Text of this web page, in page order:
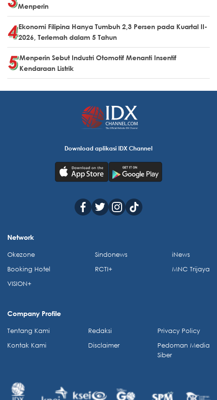
Menperin
Ekonomi Filipina Hanya Tumbuh 2,3 Persen pada Kuartal II-
2026, Terlemah dalam 5 Tahun
Menperin Sebut Industri Otomotif Menanti Insentif
Kendaraan Listrik
Download aplikasi IDX Channel
Network
Okezone
Booking Hotel
VISION+
Sindonews
RCTI+
iNews
MNC Trijaya
Company Profile
Tentang Kami
Kontak Kami
Redaksi
Disclaimer
Privacy Policy
Pedoman Media
Siber